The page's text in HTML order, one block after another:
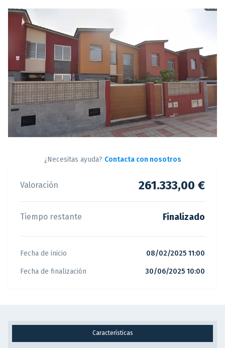
¿Necesitas ayuda? Contacta con nosotros
Valoración 261.333,00 €
Tiempo restante Finalizado
Fecha de inicio 08/02/2025 11:00
Fecha de finalización 30/06/2025 10:00
Características